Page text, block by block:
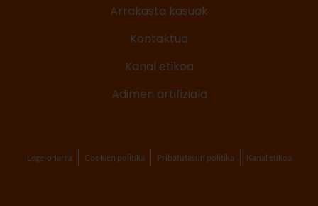
Arrakasta kasuak
Kontaktua
Kanal etikoa
Adimen artifiziala
Lege-oharra Cookien politika Pribatutasun politika Kanal etikoa